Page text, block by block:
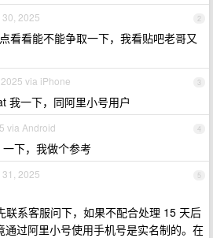
2
2025
看看能不能争取一下，我看贴吧老哥又
3
via iPhone
我一下，同阿里小号用户
4
via Android
下，我做个参考
5
2025
联系客服问下，如果不配合处理 15 天后
通过阿里小号使用手机号是实名制的。在